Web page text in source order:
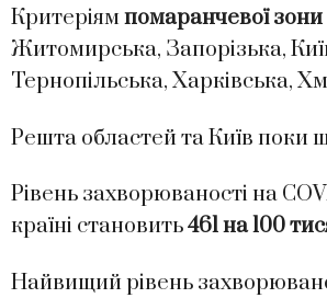
Критеріям помаранчевої зони
Житомирська, Запорізька,
Тернопільська, Харківська,
Решта областей та Київ поки
Рівень захворюваності на
країні становить461 на 100
Найвищий рівень